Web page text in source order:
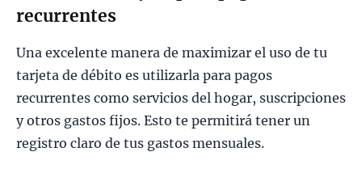
recurrentes
Una excelente manera de maximizar el uso de tu
tarjeta de débito es utilizarla para pagos
recurrentes como servicios del hogar, suscripciones
y otros gastos fijos. Esto te permitirá tener un
registro claro de tus gastos mensuales.